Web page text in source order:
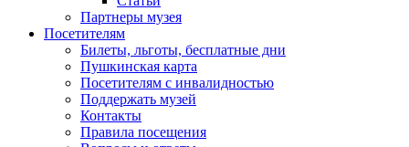
Партнеры музея
Посетителям
Билеты, льготы, бесплатные дни
Пушкинская карта
Посетителям с инвалидностью
Поддержать музей
Контакты
Правила посещения